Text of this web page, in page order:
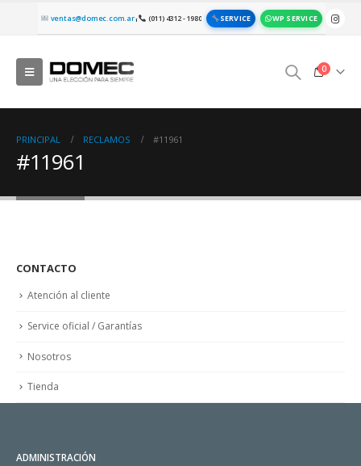
ventas@domec.com.ar| (011) 4312 - 1980 SERVICE WP SERVICE
0
PRINCIPAL RECLAMOS #11961
#11961
CONTACTO
Atención al cliente
Service oficial / Garantías
Nosotros
Tienda
ADMINISTRACIÓN